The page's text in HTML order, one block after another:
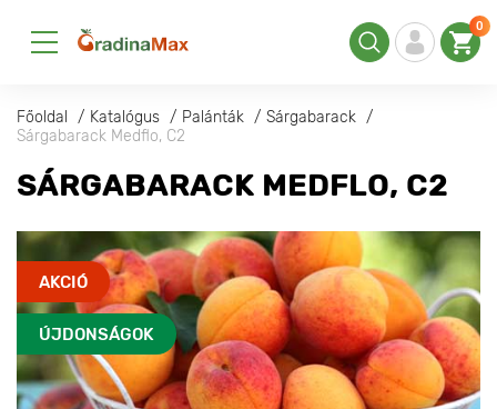
0
Főoldal Katalógus Palánták
Sárgabarack
Sárgabarack Medflo, C2
SÁRGABARACK MEDFLO, C2
AKCIÓ
ÚJDONSÁGOK